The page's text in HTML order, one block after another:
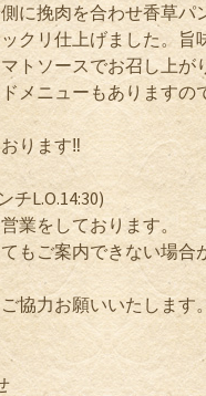
に挽肉を合わせ香草パ
クリ仕上げました。旨
トソースでお召し上が
メニューもあります
ります‼️
L.O.14:30)
業をしております。
もご案内できない場合
協力お願いいたします。